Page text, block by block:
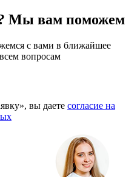
Мы вам поможем
с вами в ближайшее
вопросам
вы даете согласие на